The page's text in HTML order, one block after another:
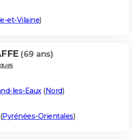
et-Vilaine)
(69 ans)
les-Eaux(Nord)
(Pyrénées-Orientales)